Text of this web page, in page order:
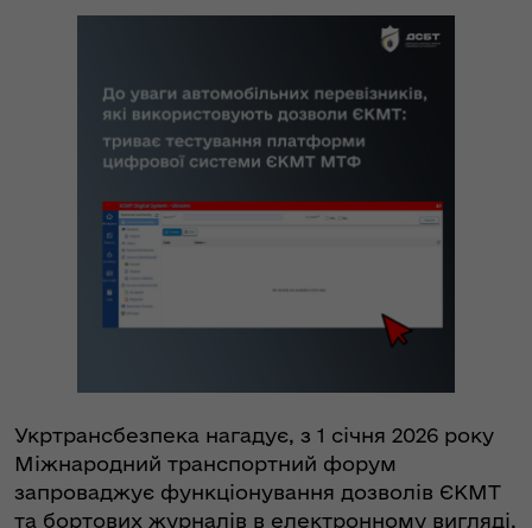
Укртрансбезпека нагадує, з 1 січня 2026 року
Міжнародний транспортний форум
запроваджує функціонування дозволів ЄКМТ
та бортових журналів в електронному вигляді.